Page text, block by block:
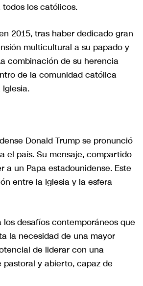
los católicos.
2015, tras haber dedicado gran
multicultural a su papado y
combinación de su herencia
de la comunidad católica
Donald Trump se pronunció
el país. Su mensaje, compartido
un Papa estadounidense. Este
entre la Iglesia y la esfera
desafíos contemporáneos que
la necesidad de una mayor
de liderar con una
y abierto, capaz de